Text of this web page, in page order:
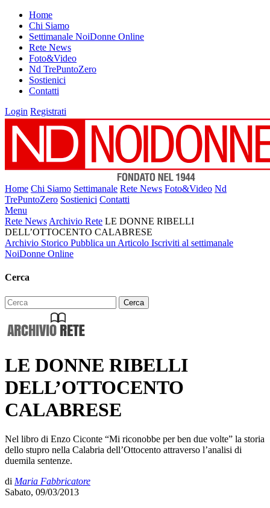
Home
Chi Siamo
Settimanale NoiDonne Online
Rete News
Foto&Video
Nd TrePuntoZero
Sostienici
Contatti
Login Registrati
Home Chi Siamo Settimanale Rete News Foto&Video Nd
TrePuntoZero Sostienici Contatti
Menu
Rete News Archivio Rete LE DONNE RIBELLI
DELL’OTTOCENTO CALABRESE
Archivio Storico Pubblica un Articolo Iscriviti al settimanale
NoiDonne Online
Cerca
LE DONNE RIBELLI
DELL’OTTOCENTO
CALABRESE
Nel libro di Enzo Ciconte “Mi riconobbe per ben due volte” la storia
dello stupro nella Calabria dell’Ottocento attraverso l’analisi di
duemila sentenze.
di Maria Fabbricatore
Sabato, 09/03/2013